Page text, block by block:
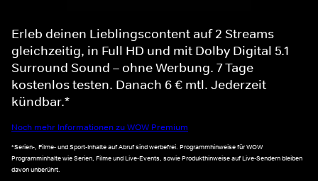
Erleb deinen Lieblingscontent auf 2 Streams
gleichzeitig, in Full HD und mit Dolby Digital 5.1
Surround Sound – ohne Werbung. 7 Tage
kostenlos testen. Danach 6 € mtl. Jederzeit
kündbar.*
Noch mehr Informationen zu WOW Premium
*Serien-, Filme- und Sport-Inhalte auf Abruf sind werbefrei. Programmhinweise für WOW
Programminhalte wie Serien, Filme und Live-Events, sowie Produkthinweise auf Live-Sendern bleiben
davon unberührt.